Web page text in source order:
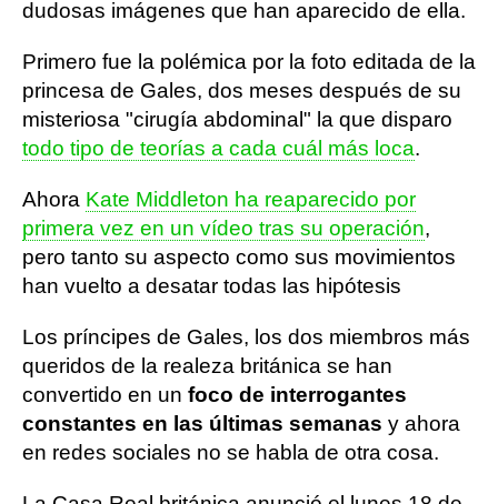
dudosas imágenes que han aparecido de ella.
Primero fue la polémica por la foto editada de la
princesa de Gales, dos meses después de su
misteriosa "cirugía abdominal" la que disparo
todo tipo de teorías a cada cuál más loca.
Ahora Kate Middleton ha reaparecido por
primera vez en un vídeo tras su operación,
pero tanto su aspecto como sus movimientos
han vuelto a desatar todas las hipótesis
Los príncipes de Gales, los dos miembros más
queridos de la realeza británica se han
convertido en un foco de interrogantes
constantes en las últimas semanas y ahora
en redes sociales no se habla de otra cosa.